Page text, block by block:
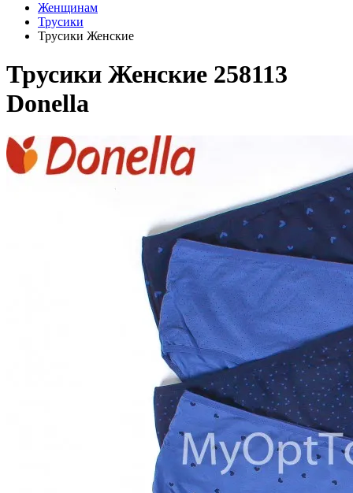
Женщинам
Трусики
Трусики Женские
Трусики Женские 258113
Donella